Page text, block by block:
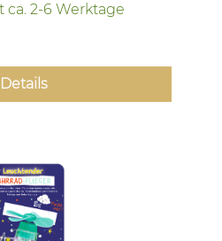
ca. 2-6 Werktage
Details